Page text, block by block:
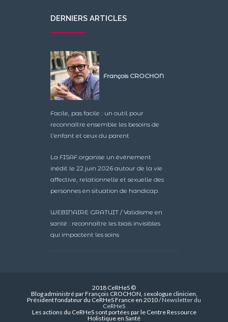
DERNIERS ARTICLES
François CROCHON
Facile, pas facile : un outil pour
reconnaître ensemble les besoins de
l’enfant et ceux du parent
La FISAF organise un événement
inédit le 22 juin 2026 autour de la vie
affective, relationnelle et sexuelle des
personnes en situation de handicap.
WEBINAIRE GRATUIT / Validisme en
santé : reconnaître les biais invisibles
qui impactent les soins
2018 CeRHeS ©
Blog administré par François CROCHON, sexologue clinicien,
Président fondateur du CeRHeS France en 2010 /Newsletter du
CeRHeS
Les actions du CeRHeS sont portées par le Centre Ressource
Holistique en Santé